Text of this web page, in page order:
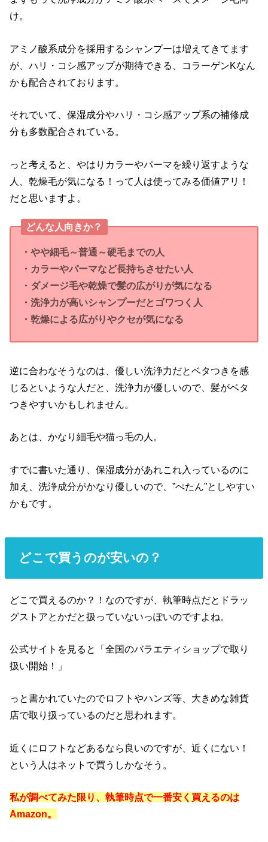
け。
アミノ酸系成分を採用するシャンプーは増えてきてます
が、ハリ・コシ感アップが期待できる、コラーゲンKなん
かも配合されております。
それでいて、保湿成分やハリ・コシ感アップ系の補修成
分も多数配合されている。
っと考えると、やはりカラーやパーマを繰り返すような
人、乾燥毛が気になる！って人は使ってみる価値アリ！
だと思いますよ。
どんな人向きか？
・やや細毛～普通～硬毛までの人
・カラーやパーマなど長持ちさせたい人
・ダメージ毛や乾燥で髪の広がりが気になる
・洗浄力が高いシャンプーだとゴワつく人
・乾燥による広がりやクセが気になる
逆に合わなそうなのは、優しい洗浄力だとベタつきを感
じるといような人だと、洗浄力が優しいので、髪がベタ
つきやすいかもしれません。
あとは、かなり細毛や猫っ毛の人。
すでに書いた通り、保湿成分があれこれ入っているのに
加え、洗浄成分がかなり優しいので、”ぺたん”としやすい
かもです。
どこで買うのが安いの？
どこで買えるのか？！なのですが、執筆時点だとドラッ
グストアとかだと扱っていないっぽいのですよね。
公式サイトを見ると「全国のバラエティショップで取り
扱い開始！」
っと書かれていたのでロフトやハンズ等、大きめな雑貨
店で取り扱っているのだと思われます。
近くにロフトなどあるなら良いのですが、近くにない！
という人はネットで買うしかなそう。
私が調べてみた限り、執筆時点で一番安く買えるのは
Amazon。